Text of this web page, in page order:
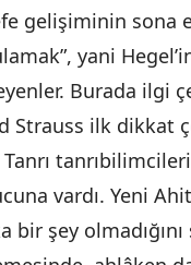
gelişiminin sona
yani
Burada ilgi
Strauss ilk dikkat
vardı. Yeni
bir şey